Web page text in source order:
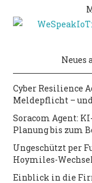
Neues
Cyber Resilience
Meldepflicht –
Soracom Agent:
Planung bis zum
Ungeschützt per
Hoymiles-
Einblick in die